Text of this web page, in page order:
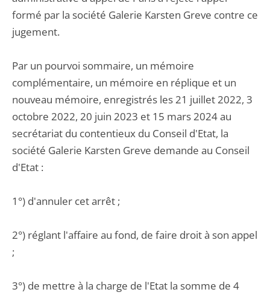
formé par la société Galerie Karsten Greve contre ce
jugement.
Par un pourvoi sommaire, un mémoire
complémentaire, un mémoire en réplique et un
nouveau mémoire, enregistrés les 21 juillet 2022, 3
octobre 2022, 20 juin 2023 et 15 mars 2024 au
secrétariat du contentieux du Conseil d'Etat, la
société Galerie Karsten Greve demande au Conseil
d'Etat :
1°) d'annuler cet arrêt ;
2°) réglant l'affaire au fond, de faire droit à son appel
;
3°) de mettre à la charge de l'Etat la somme de 4